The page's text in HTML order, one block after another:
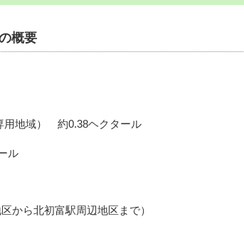
概要
用地域） 約0.38ヘクタール
ル
から北初富駅周辺地区まで）